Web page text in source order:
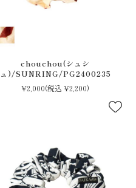
chouchou(シュシ
ュ)/SUNRING/PG2400235
¥2,000(税込 ¥2,200)